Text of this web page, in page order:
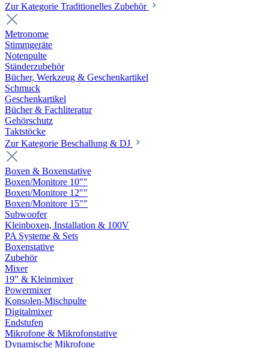
Zur Kategorie Traditionelles Zubehör
Metronome
Stimmgeräte
Notenpulte
Ständerzubehör
Bücher, Werkzeug & Geschenkartikel
Schmuck
Geschenkartikel
Bücher & Fachliteratur
Gehörschutz
Taktstöcke
Zur Kategorie Beschallung & DJ
Boxen & Boxenstative
Boxen/Monitore 10""
Boxen/Monitore 12""
Boxen/Monitore 15""
Subwoofer
Kleinboxen, Installation & 100V
PA Systeme & Sets
Boxenstative
Zubehör
Mixer
19" & Kleinmixer
Powermixer
Konsolen-Mischpulte
Digitalmixer
Endstufen
Mikrofone & Mikrofonstative
Dynamische Mikrofone